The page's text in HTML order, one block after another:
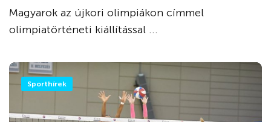
Magyarok az újkori olimpiákon címmel
olimpiatörténeti kiállítással ...
Sporthírek